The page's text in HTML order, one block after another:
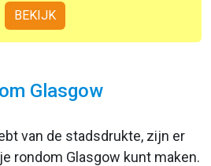
BEKIJK
Glasgow
van de stadsdrukte, zijn er
rondom Glasgow kunt maken.